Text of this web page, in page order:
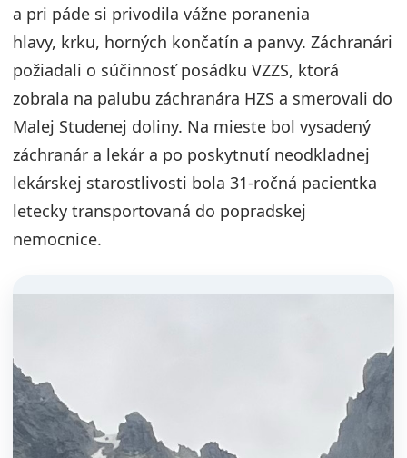
a pri páde si privodila vážne poranenia
hlavy, krku, horných končatín a panvy. Záchranári
požiadali o súčinnosť posádku VZZS, ktorá
zobrala na palubu záchranára HZS a smerovali do
Malej Studenej doliny. Na mieste bol vysadený
záchranár a lekár a po poskytnutí neodkladnej
lekárskej starostlivosti bola 31-ročná pacientka
letecky transportovaná do popradskej
nemocnice.